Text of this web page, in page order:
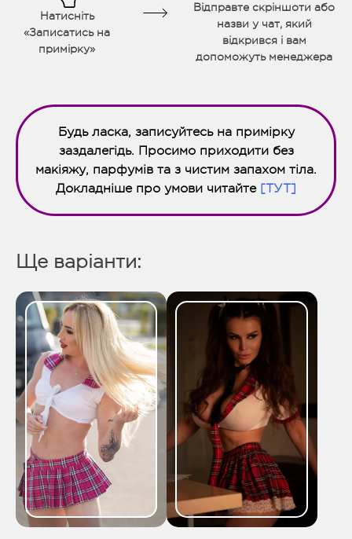
Натисніть
«Записатись на
примірку»
Відправте скріншоти або
назви у чат, який
відкрився і вам
допоможуть менеджера
Будь ласка, записуйтесь на примірку
заздалегідь. Просимо приходити без
макіяжу, парфумів та з чистим запахом тіла.
Докладніше про умови читайте [ТУТ]
Ще варіанти: